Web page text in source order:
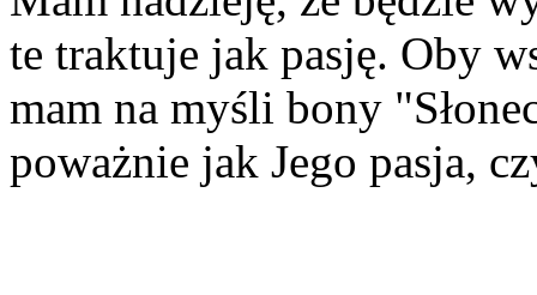
te traktuje jak pasję. Oby
mam na myśli bony
poważnie jak Jego pasja,